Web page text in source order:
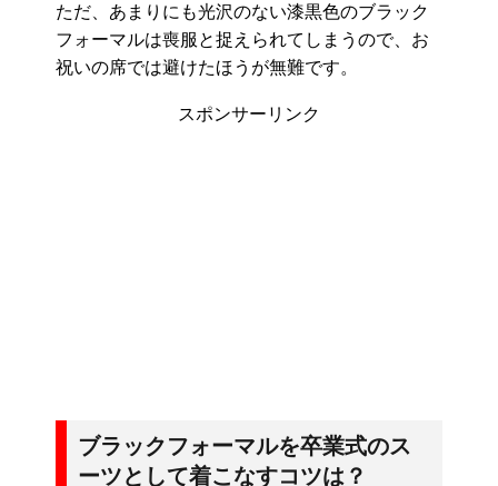
ただ、あまりにも光沢のない漆黒色のブラック
フォーマルは喪服と捉えられてしまうので、お
祝いの席では避けたほうが無難です。
スポンサーリンク
ブラックフォーマルを卒業式のス
ーツとして着こなすコツは？